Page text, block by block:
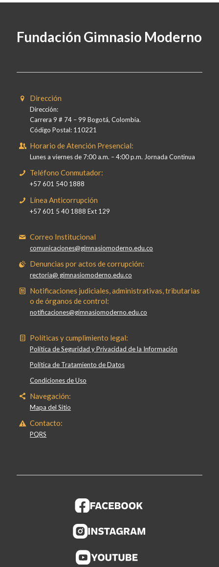
Fundación Gimnasio Moderno
Dirección
Dirección:
Carrera 9 # 74 – 99 Bogotá, Colombia.
Código Postal: 110221
Horario de Atención Presencial:
Lunes a viernes de 7:00 a.m. – 4:00 p.m. Jornada Continua
Teléfono Conmutador:
+57 601 540 1888
Línea Anticorrupción
+57 601 5 40 1888 Ext 129
Correo Institucional
comunicaciones@gimnasiomoderno.edu.co
Denuncias por actos de corrupción:
rectoria@ gimnasiomoderno.edu.co
Notificaciones judiciales, administrativas, tributarias
o de órganos de control:
notificaciones@gimnasiomoderno.edu.co
Políticas y cumplimiento legal:
Política de Seguridad y Privacidad de la Información
Política de Tratamiento de Datos
Condiciones de Uso
Navegación:
Mapa del Sitio
Contacto:
PQRS